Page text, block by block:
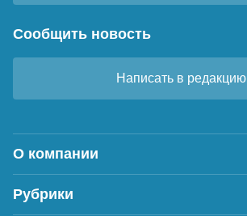
Сообщить новость
Написать в редакцию
О компании
Рубрики